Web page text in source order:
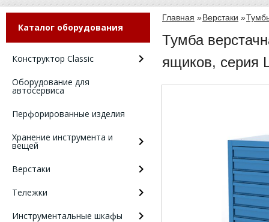
Каталог оборудования
Конструктор Classic
Оборудование для
автосервиса
Перфорированные изделия
Хранение инструмента и
вещей
Верстаки
Тележки
Инструментальные шкафы
Главная »Верстаки »
Тумба
ящиков, серия